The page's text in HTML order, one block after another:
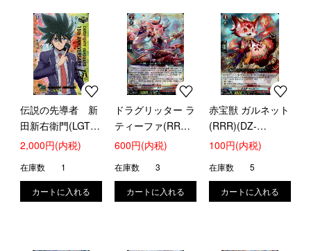
伝説の先導者 新
田新右衛門(LGTR)
(DZ-
2,000円(内税)
在庫数 1
ドラグリッター ラ
ティーファ(RRR)
(DZ-SS16/001)
600円(内税)
在庫数 3
赤宝獣 ガルネット
(RRR)(DZ-
SS16/002)
100円(内税)
在庫数 5